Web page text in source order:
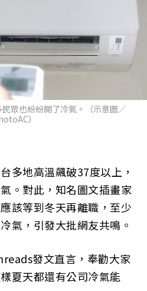
眾也紛紛開了冷氣。（示意圖／
）
多地高溫飆破37度以上，
。對此，知名圖文插畫家
該等到冬天再離職，至少
氣，引發大批網友共鳴。
發文直言，奉勸大家
夏天都還有公司冷氣能